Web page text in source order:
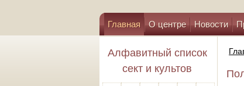
Главная О центре Новости
Помощь центру
Алфавитный список
сект и культов